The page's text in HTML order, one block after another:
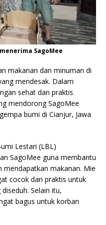
SagoMee
makanan dan minuman di
mendesak. Dalam
sehat dan praktis
mendorong SagoMee
bumi di Cianjur, Jawa
Lestari (LBL)
SagoMee guna membantu
mendapatkan makanan. Mie
cocok dan praktis untuk
Selain itu,
bagus untuk korban